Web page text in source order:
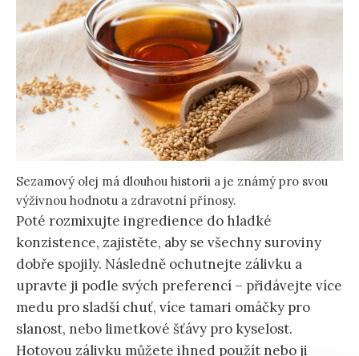
Sezamový olej má dlouhou historii a je známý pro svou
výživnou hodnotu a zdravotní přínosy.
Poté rozmixujte ingredience do hladké
konzistence, zajistěte, aby se všechny suroviny
dobře spojily. Následně ochutnejte zálivku a
upravte ji podle svých preferencí – přidávejte více
medu pro sladší chuť, více tamari omáčky pro
slanost, nebo limetkové šťávy pro kyselost.
Hotovou zálivku můžete ihned použít nebo ji